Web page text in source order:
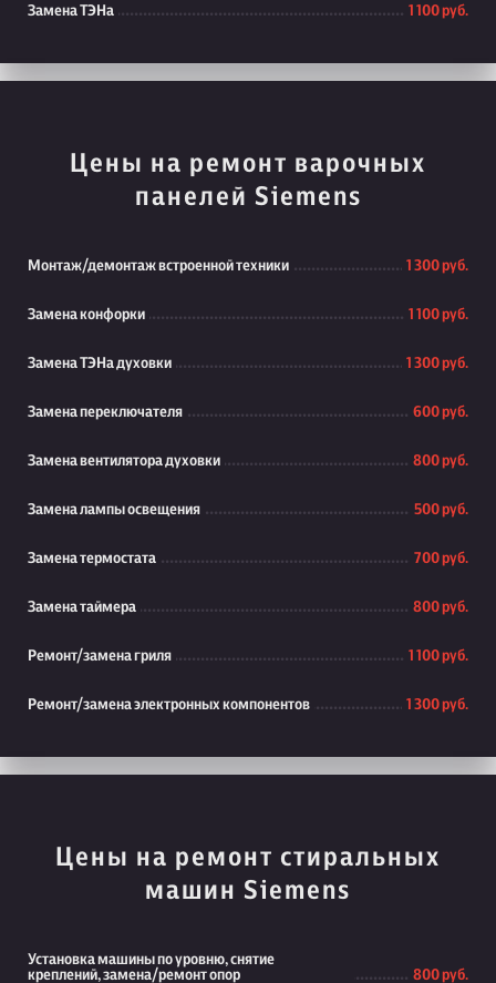
Замена ТЭНа 1 100 руб.
Цены на ремонт варочных
панелей Siemens
Монтаж/демонтаж встроенной техники 1 300 руб.
Замена конфорки 1 100 руб.
Замена ТЭНа духовки 1 300 руб.
Замена переключателя 600 руб.
Замена вентилятора духовки 800 руб.
Замена лампы освещения 500 руб.
Замена термостата 700 руб.
Замена таймера 800 руб.
Ремонт/замена гриля 1 100 руб.
Ремонт/замена электронных компонентов 1 300 руб.
Цены на ремонт стиральных
машин Siemens
Установка машины по уровню, снятие
креплений, замена/ремонт опор
800 руб.